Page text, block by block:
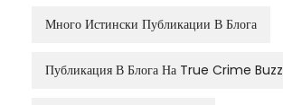
Много Истински Публикации В Блога
Публикация В Блога На True Crime Buzz